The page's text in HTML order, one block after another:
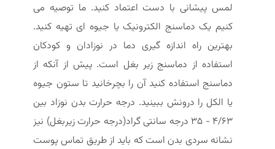
لمس پیشانی با دست اعتماد کنید. ما توصیه می
کنیم یک دماسنج الکترونیک یا جیوه ای تهیه کنید.
بهترین راه اندازه گیری دما در نوزادان و کودکان
استفاده از دماسنج زیر بغل است. پیش از آنکه از
دماسنج استفاده کنید آن را بچرخانید تا ستون جیوه
یا الکل را درونش ببینید. درجه حرارت بدن نوزاد بین
4/63 - 35 درجه سانتی گراد(درجه حرارت زیربغل) نیز
نشانه سردی بدن است که باید از طریق تماس پوست